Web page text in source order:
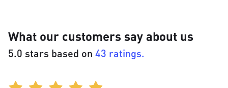
What our customers say about us
5.0 stars based on 43 ratings.